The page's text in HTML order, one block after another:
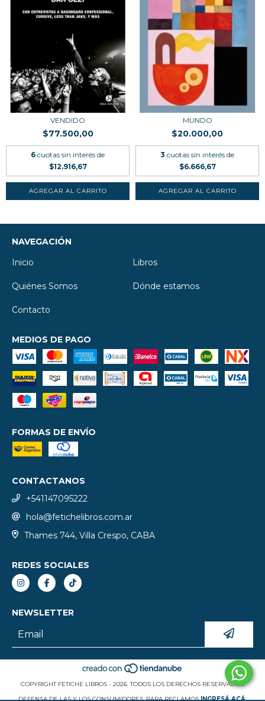
VENDIDO
$77.500,00
6 cuotas sin interés de
$12.916,67
MUNDO
$20.000,00
3 cuotas sin interés de
$6.666,67
NAVEGACIÓN
Inicio
Libros
Quiénes Somos Dónde estamos
Contacto
MEDIOS DE PAGO
FORMAS DE ENVÍO
CONTACTANOS
+541147095222
hola@fetichelibros.com.ar
Thames 744, Villa Crespo, CABA
REDES SOCIALES
NEWSLETTER
COPYRIGHT FETICHE LIBROS - 2026. TODOS LOS DERECHOS RESERVADOS.
DEFENSA DE LAS Y LOS CONSUMIDORES. PARA RECLAMOS INGRESÁ ACÁ.